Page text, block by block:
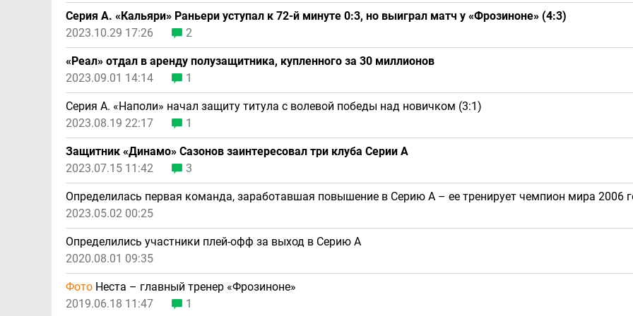
Серия А. «Кальяри» Раньери уступал к 72-й минуте 0:3, но выиграл матч у «Фрозиноне» (4:3)
2023.10.29 17:26
2
«Реал» отдал в аренду полузащитника, купленного за 30 миллионов
2023.09.01 14:14
1
Серия А. «Наполи» начал защиту титула с волевой победы над новичком (3:1)
2023.08.19 22:17
1
Защитник «Динамо» Сазонов заинтересовал три клуба Серии А
2023.07.15 11:42
3
Определилась первая команда, заработавшая повышение в Серию А – ее тренирует чемпион мира 2006
2023.05.02 00:25
Определились участники плей-офф за выход в Серию А
2020.08.01 09:35
Фото Неста – главный тренер «Фрозиноне»
2019.06.18 11:47
1